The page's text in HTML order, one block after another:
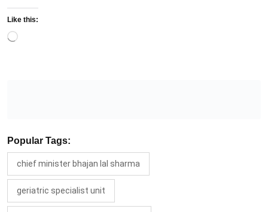
Like this:
Loading…
Popular Tags:
chief minister bhajan lal sharma
geriatric specialist unit